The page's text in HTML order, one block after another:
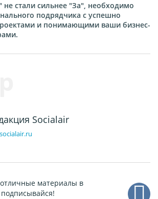
стали сильнее "За", необходимо
подрядчика с успешно
и понимающими ваши бизнес-
Socialair
материалы в
подписывайся!